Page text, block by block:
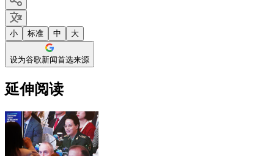
小 标准 中 大
设为谷歌新闻首选来源
延伸阅读